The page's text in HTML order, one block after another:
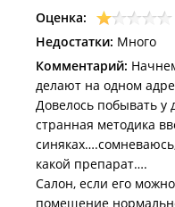
Оценка:
Недостатки: Много
Комментарий:
делают на одном
Довелось побывать у
странная методика
какой препарат….
Салон, если его
помещение